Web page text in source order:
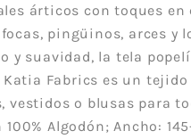
Poliéster
Alpaca
Seda
árticos con toques en
pingüinos, arces y
y suavidad, la tela
Fabrics es un tejido
vestidos o blusas para
Algodón; Ancho: